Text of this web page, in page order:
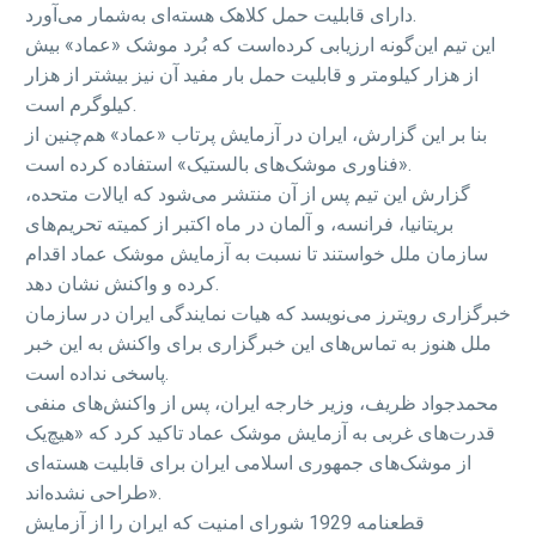
دارای قابلیت حمل کلاهک هسته‌ای به‌شمار می‌آورد.
این تیم این‌گونه ارزیابی کرده‌است که بُرد موشک «عماد» بیش
از هزار کیلومتر و قابلیت حمل بار مفید آن نیز بیشتر از هزار
کیلوگرم است.
بنا بر این گزارش، ایران در آزمایش پرتاب «عماد» هم‌چنین از
«فناوری موشک‌های بالستیک» استفاده کرده است.
گزارش این تیم پس از آن منتشر می‌شود که ایالات متحده،
بریتانیا، فرانسه، و آلمان در ماه اکتبر از کمیته تحریم‌های
سازمان ملل خواستند تا نسبت به آزمایش موشک عماد اقدام
کرده و واکنش نشان دهد.
خبرگزاری رویترز می‌نویسد که هیات نمایندگی ایران در سازمان
ملل هنوز به تماس‌های این خبرگزاری برای واکنش به این خبر
پاسخی نداده است.
محمدجواد ظریف، وزیر خارجه ایران، پس از واکنش‌های منفی
قدرت‌های غربی به آزمایش موشک عماد تاکید کرد که «هیچ‌یک
از موشک‌های جمهوری اسلامی ایران برای قابلیت هسته‌ای
طراحی نشده‌اند».
قطعنامه 1929 شورای امنیت که ایران را از آزمایش